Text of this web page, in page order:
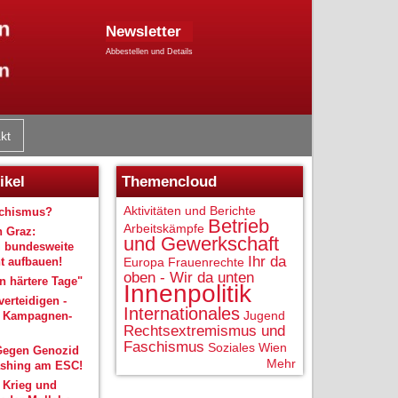
Newsletter
Abbestellen und Details
Graz:
bundesweite
aufbauen!
härtere Tage"
-
Genozid
am ESC!
Krieg und
Themencloud
Aktivitäten und Berichte
Arbeitskämpfe Betrieb
und Gewerkschaft
Europa Frauenrechte Ihr da
oben - Wir da unten
Innenpolitik
Internationales Jugend
Rechtsextremismus und
Faschismus Soziales Wien
Mehr